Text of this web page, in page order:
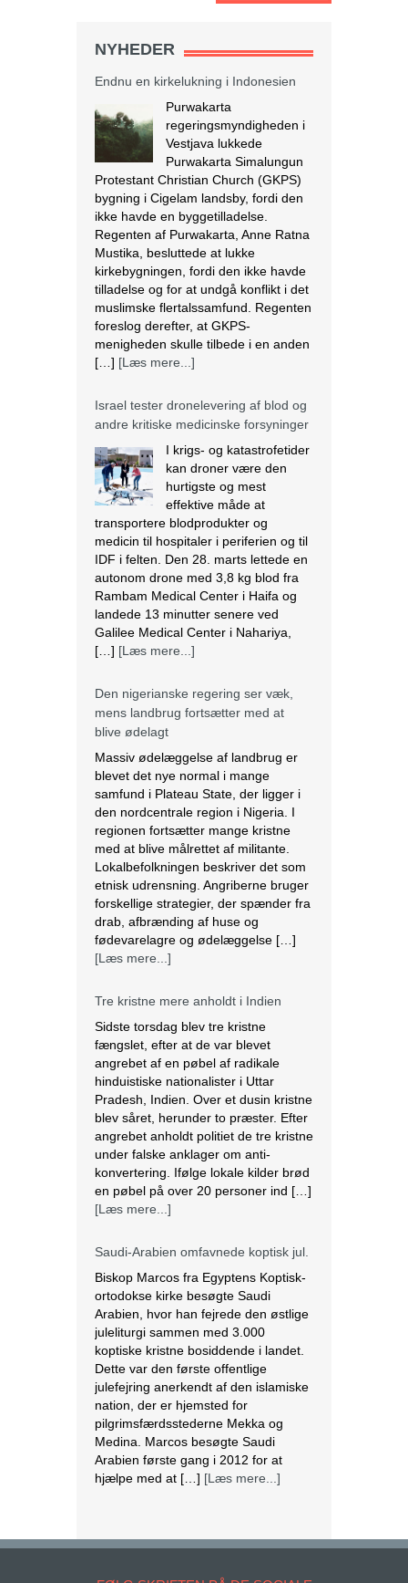
NYHEDER
Endnu en kirkelukning i Indonesien
Purwakarta
regeringsmyndigheden i
Vestjava lukkede
Purwakarta Simalungun
Protestant Christian Church (GKPS)
bygning i Cigelam landsby, fordi den
ikke havde en byggetilladelse.
Regenten af Purwakarta, Anne Ratna
Mustika, besluttede at lukke
kirkebygningen, fordi den ikke havde
tilladelse og for at undgå konflikt i det
muslimske flertalssamfund. Regenten
foreslog derefter, at GKPS-
menigheden skulle tilbede i en anden
[…] [Læs mere...]
Israel tester dronelevering af blod og
andre kritiske medicinske forsyninger
I krigs- og katastrofetider
kan droner være den
hurtigste og mest
effektive måde at
transportere blodprodukter og
medicin til hospitaler i periferien og til
IDF i felten. Den 28. marts lettede en
autonom drone med 3,8 kg blod fra
Rambam Medical Center i Haifa og
landede 13 minutter senere ved
Galilee Medical Center i Nahariya,
[…] [Læs mere...]
Den nigerianske regering ser væk,
mens landbrug fortsætter med at
blive ødelagt
Massiv ødelæggelse af landbrug er
blevet det nye normal i mange
samfund i Plateau State, der ligger i
den nordcentrale region i Nigeria. I
regionen fortsætter mange kristne
med at blive målrettet af militante.
Lokalbefolkningen beskriver det som
etnisk udrensning. Angriberne bruger
forskellige strategier, der spænder fra
drab, afbrænding af huse og
fødevarelagre og ødelæggelse […]
[Læs mere...]
Tre kristne mere anholdt i Indien
Sidste torsdag blev tre kristne
fængslet, efter at de var blevet
angrebet af en pøbel af radikale
hinduistiske nationalister i Uttar
Pradesh, Indien. Over et dusin kristne
blev såret, herunder to præster. Efter
angrebet anholdt politiet de tre kristne
under falske anklager om anti-
konvertering. Ifølge lokale kilder brød
en pøbel på over 20 personer ind […]
[Læs mere...]
Saudi-Arabien omfavnede koptisk jul.
Biskop Marcos fra Egyptens Koptisk-
ortodokse kirke besøgte Saudi
Arabien, hvor han fejrede den østlige
juleliturgi sammen med 3.000
koptiske kristne bosiddende i landet.
Dette var den første offentlige
julefejring anerkendt af den islamiske
nation, der er hjemsted for
pilgrimsfærdsstederne Mekka og
Medina. Marcos besøgte Saudi
Arabien første gang i 2012 for at
hjælpe med at […] [Læs mere...]
efter lovændring